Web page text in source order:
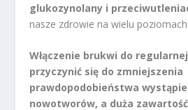
glukozynolany i
nasze zdrowie na wielu poziomach.
Włączenie brukwi do
przyczynić się do zmniejszenia
prawdopodobieństwa
nowotworów, a duża